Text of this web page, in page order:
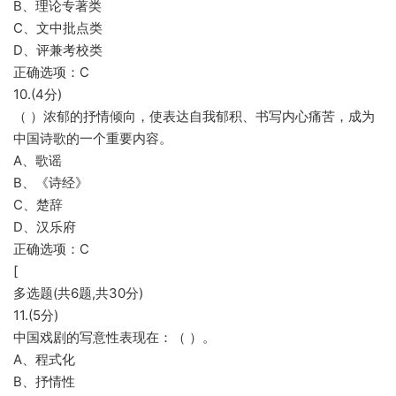
B、理论专著类
C、文中批点类
D、评兼考校类
正确选项：C
10.(4分)
（ ）浓郁的抒情倾向，使表达自我郁积、书写内心痛苦，成为
中国诗歌的一个重要内容。
A、歌谣
B、《诗经》
C、楚辞
D、汉乐府
正确选项：C
[
多选题(共6题,共30分)
11.(5分)
中国戏剧的写意性表现在：（ ）。
A、程式化
B、抒情性